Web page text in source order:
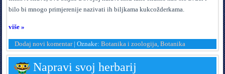
bilo bi mnogo primjerenije nazivati ih biljkama kukcožderkama.
više »
Dodaj novi komentar|Oznake:Botanika i zoologija ,Botanika
Napravi svoj herbarij